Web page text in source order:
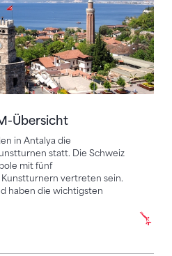
Übersicht
in Antalya die
statt. Die Schweiz
mit fünf
vertreten sein.
haben die wichtigsten